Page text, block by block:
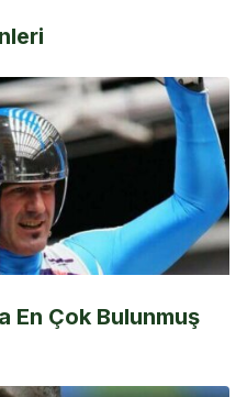
En Çok Bulunmuş